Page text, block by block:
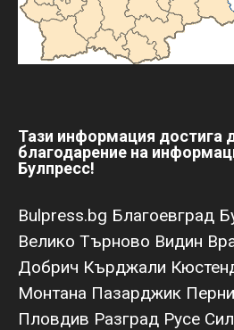
Тази информация достига
благодарение на
Булпресс!
Bulpress.bg Благоевград
Велико Търново Видин
Добрич Кърджали
Монтана Пазарджик
Пловдив Разград Русе